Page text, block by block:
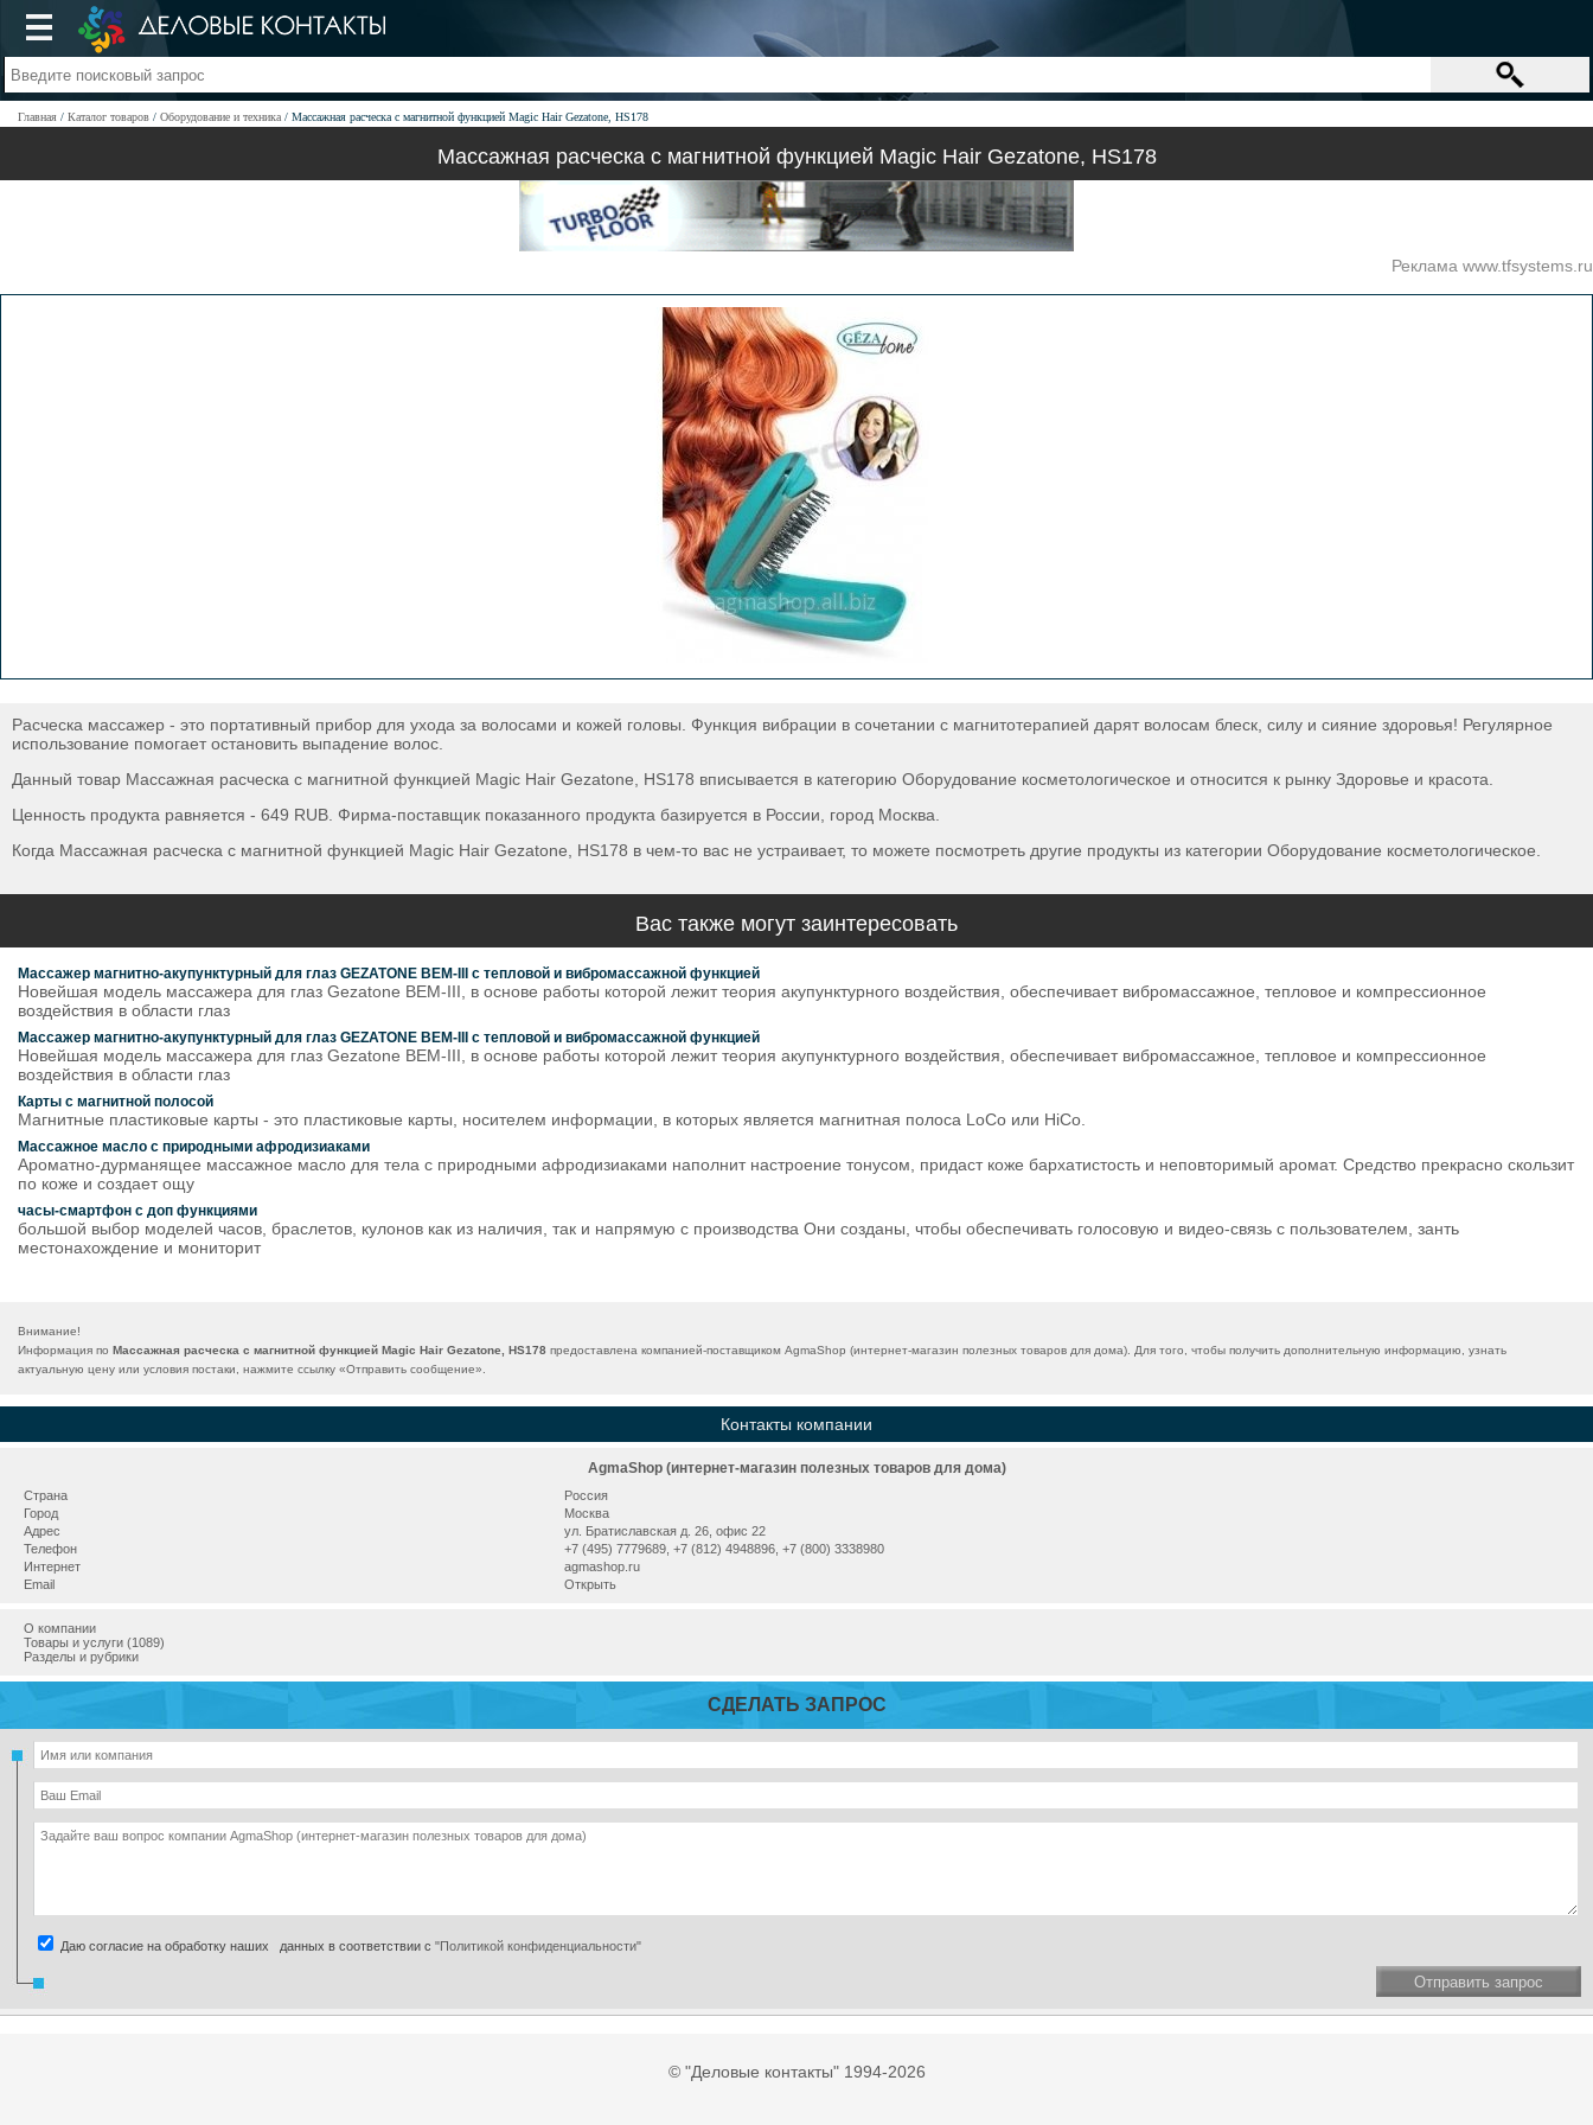
Главная Каталог товаров Оборудование и техника Массажная расческа с магнитной функцией Magic Hair Gezatone, HS178
Массажная расческа с магнитной функцией Magic Hair Gezatone, HS178
Реклама www.tfsystems.ru
Расческа массажер - это портативный прибор для ухода за волосами и кожей головы. Функция вибрации в сочетании с магнитотерапией дарят волосам блеск, силу и сияние здоровья! Регулярное
использование помогает остановить выпадение волос.
Данный товар Массажная расческа с магнитной функцией Magic Hair Gezatone, HS178 вписывается в категорию Оборудование косметологическое и относится к рынку Здоровье и красота.
Ценность продукта равняется - 649 RUB. Фирма-поставщик показанного продукта базируется в России, город Москва.
Когда Массажная расческа с магнитной функцией Magic Hair Gezatone, HS178 в чем-то вас не устраивает, то можете посмотреть другие продукты из категории Оборудование косметологическое.
Вас также могут заинтересовать
Массажер магнитно-акупунктурный для глаз GEZATONE BEM-III с тепловой и вибромассажной функцией
Новейшая модель массажера для глаз Gezatone BEM-III, в основе работы которой лежит теория акупунктурного воздействия, обеспечивает вибромассажное, тепловое и компрессионное
воздействия в области глаз
Массажер магнитно-акупунктурный для глаз GEZATONE BEM-III с тепловой и вибромассажной функцией
Новейшая модель массажера для глаз Gezatone BEM-III, в основе работы которой лежит теория акупунктурного воздействия, обеспечивает вибромассажное, тепловое и компрессионное
воздействия в области глаз
Карты с магнитной полосой
Магнитные пластиковые карты - это пластиковые карты, носителем информации, в которых является магнитная полоса LoCo или HiCo.
Массажное масло с природными афродизиаками
Ароматно-дурманящее массажное масло для тела с природными афродизиаками наполнит настроение тонусом, придаст коже бархатистость и неповторимый аромат. Средство прекрасно скользит
по коже и создает ощу
часы-смартфон с доп функциями
большой выбор моделей часов, браслетов, кулонов как из наличия, так и напрямую с производства Они созданы, чтобы обеспечивать голосовую и видео-связь с пользователем, занть
местонахождение и мониторит
Внимание!
Информация по Массажная расческа с магнитной функцией Magic Hair Gezatone, HS178 предоставлена компанией-поставщиком AgmaShop (интернет-магазин полезных товаров для дома). Для того, чтобы получить дополнительную информацию, узнать
актуальную цену или условия постаки, нажмите ссылку «Отправить сообщение».
Контакты компании
AgmaShop (интернет-магазин полезных товаров для дома)
Страна
Россия
Город
Москва
Адрес
ул. Братиславская д. 26, офис 22
Телефон
+7 (495) 7779689, +7 (812) 4948896, +7 (800) 3338980
Интернет
agmashop.ru
Email
Открыть
О компании
Товары и услуги (1089)
Разделы и рубрики
СДЕЛАТЬ ЗАПРОС
Даю согласие на обработку наших данных в соответствии с "Политикой конфиденциальности"
Отправить запрос
© "Деловые контакты" 1994-2026